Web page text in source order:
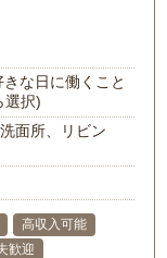
な日に働くこと
選択)
面所、リビン
高収入可能
歓迎